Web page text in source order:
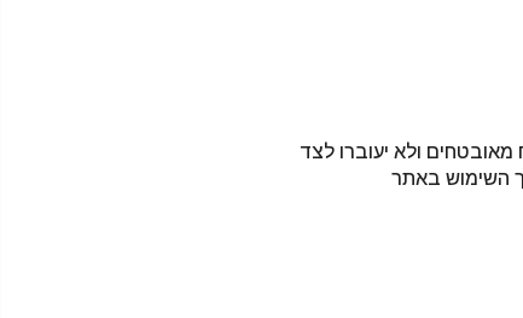
מאובטחים ולא יעוברו לצד
השימוש באתר